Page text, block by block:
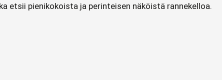
etsii pienikokoista ja perinteisen näköistä rannekelloa.